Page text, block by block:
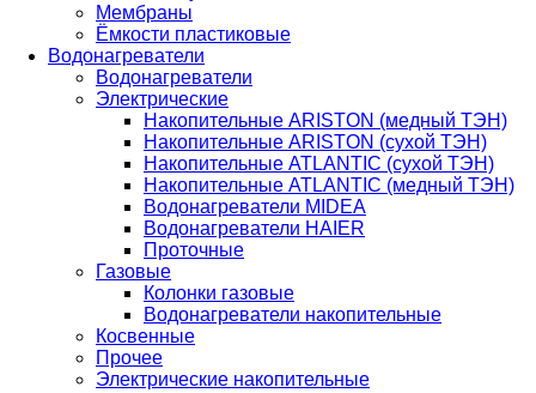
Мембраны
Ёмкости пластиковые
Водонагреватели
Водонагреватели
Электрические
Накопительные ARISTON (медный ТЭН)
Накопительные ARISTON (сухой ТЭН)
Накопительные ATLANTIC (сухой ТЭН)
Накопительные ATLANTIC (медный ТЭН)
Водонагреватели MIDEA
Водонагреватели HAIER
Проточные
Газовые
Колонки газовые
Водонагреватели накопительные
Косвенные
Прочее
Электрические накопительные